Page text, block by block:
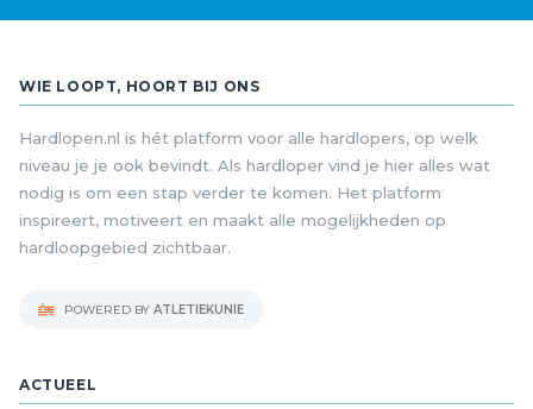
WIE LOOPT, HOORT BIJ ONS
Hardlopen.nl is hét platform voor alle hardlopers, op welk
niveau je je ook bevindt. Als hardloper vind je hier alles wat
nodig is om een stap verder te komen. Het platform
inspireert, motiveert en maakt alle mogelijkheden op
hardloopgebied zichtbaar.
POWERED BY ATLETIEKUNIE
ACTUEEL